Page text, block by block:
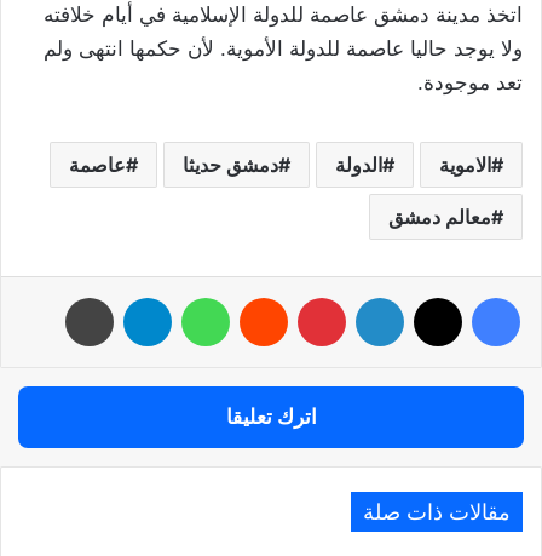
اتخذ مدينة دمشق عاصمة للدولة الإسلامية في أيام خلافته
ولا يوجد حاليا عاصمة للدولة الأموية. لأن حكمها انتهى ولم
تعد موجودة.
الاموية الدولة دمشق حديثا عاصمة
معالم دمشق
فيسبوك لينكدإن بينتيريست واتساب تيلقرام
اترك تعليقا
مقالات ذات صلة